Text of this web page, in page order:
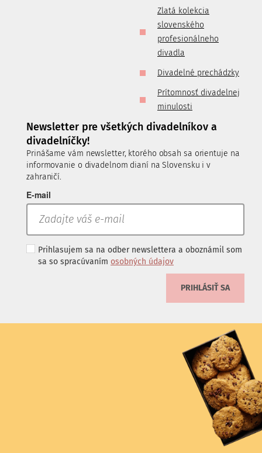
Zlatá kolekcia
slovenského
profesionálneho
divadla
Divadelné prechádzky
Prítomnosť divadelnej
minulosti
Newsletter pre všetkých divadelníkov a
divadelníčky!
Prinášame vám newsletter, ktorého obsah sa orientuje na
informovanie o divadelnom dianí na Slovensku i v
zahraničí.
E-mail
Prihlasujem sa na odber newslettera a oboznámil som
sa so spracúvaním osobných údajov
PRIHLÁSIŤ SA